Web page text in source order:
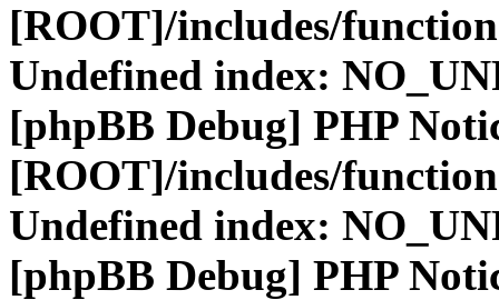
[ROOT]/includes/
Undefined index:
[phpBB Debug] PHP
[ROOT]/includes/
Undefined index:
[phpBB Debug] PHP